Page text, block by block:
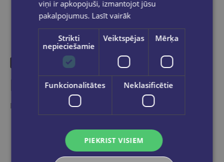
Līdzīgas preces
Ieskaties, varbūt noder
viņi ir apkopojuši, izmantojot jūsu
pakalpojumus. Lasīt vairāk
Strikti
nepieciešamie
Veiktspējas Mērķa
Funkcionalitātes Neklasificētie
PIEKRIST VISIEM